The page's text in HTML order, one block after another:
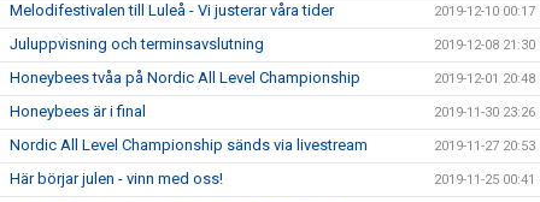
Melodifestivalen till Luleå - Vi justerar våra tider 2019-12-10 00:17
Juluppvisning och terminsavslutning 2019-12-08 21:30
Honeybees tvåa på Nordic All Level Championship 2019-12-01 20:48
Honeybees är i final 2019-11-30 23:26
Nordic All Level Championship sänds via livestream 2019-11-27 20:53
Här börjar julen - vinn med oss! 2019-11-25 00:41